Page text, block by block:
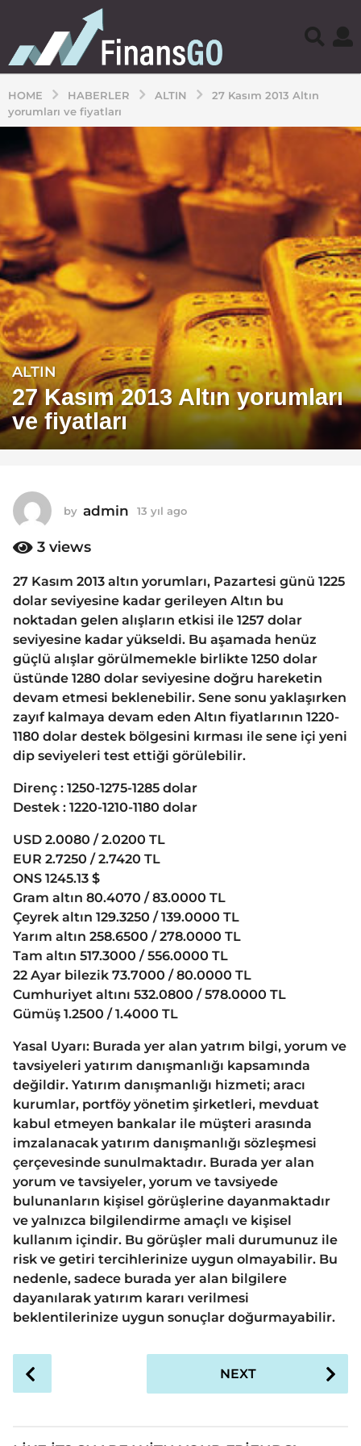
HOME HABERLER ALTIN
27 Kasım 2013 Altın
yorumları ve fiyatları
1
3
y
ı
l
o
1
3
ı
l
a
g
o
ALTIN
27 Kasım 2013 Altın yorumları
ve fiyatları
by admin 13 yıl ago
a
g
o
3 views
27 Kasım 2013 altın yorumları, Pazartesi günü 1225
dolar seviyesine kadar gerileyen Altın bu
noktadan gelen alışların etkisi ile 1257 dolar
seviyesine kadar yükseldi. Bu aşamada henüz
güçlü alışlar görülmemekle birlikte 1250 dolar
üstünde 1280 dolar seviyesine doğru hareketin
devam etmesi beklenebilir. Sene sonu yaklaşırken
zayıf kalmaya devam eden Altın fiyatlarının 1220-
1180 dolar destek bölgesini kırması ile sene içi yeni
dip seviyeleri test ettiği görülebilir.
Direnç : 1250-1275-1285 dolar
Destek : 1220-1210-1180 dolar
USD 2.0080 / 2.0200 TL
EUR 2.7250 / 2.7420 TL
ONS 1245.13 $
Gram altın 80.4070 / 83.0000 TL
Çeyrek altın 129.3250 / 139.0000 TL
Yarım altın 258.6500 / 278.0000 TL
Tam altın 517.3000 / 556.0000 TL
22 Ayar bilezik 73.7000 / 80.0000 TL
Cumhuriyet altını 532.0800 / 578.0000 TL
Gümüş 1.2500 / 1.4000 TL
Yasal Uyarı: Burada yer alan yatrım bilgi, yorum ve
tavsiyeleri yatırım danışmanlığı kapsamında
değildir. Yatırım danışmanlığı hizmeti; aracı
kurumlar, portföy yönetim şirketleri, mevduat
kabul etmeyen bankalar ile müşteri arasında
imzalanacak yatırım danışmanlığı sözleşmesi
çerçevesinde sunulmaktadır. Burada yer alan
yorum ve tavsiyeler, yorum ve tavsiyede
bulunanların kişisel görüşlerine dayanmaktadır
ve yalnızca bilgilendirme amaçlı ve kişisel
kullanım içindir. Bu görüşler mali durumunuz ile
risk ve getiri tercihlerinize uygun olmayabilir. Bu
nedenle, sadece burada yer alan bilgilere
dayanılarak yatırım kararı verilmesi
beklentilerinize uygun sonuçlar doğurmayabilir.
NEXT